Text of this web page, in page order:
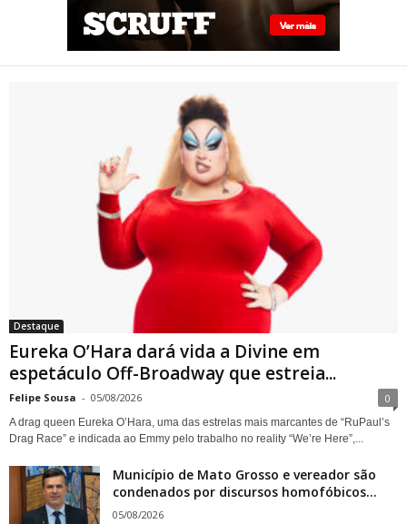
Divine em espetáculo Off-
Broadway que estreia em
Nova York sobre a trajetória
da lendária drag queen
Destaque
Eureka O’Hara dará vida a Divine em
espetáculo Off-Broadway que estreia...
Felipe Sousa - 05/08/2026 0
A drag queen Eureka O’Hara, uma das estrelas mais marcantes de “RuPaul’s
Drag Race” e indicada ao Emmy pelo trabalho no reality “We’re Here”,...
Município de Mato Grosso e vereador são
condenados por discursos homofóbicos...
05/08/2026